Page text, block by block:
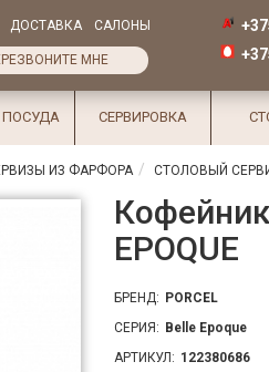
ДОСТАВКА САЛОНЫ
МНЕ
ПОСУДА СЕРВИРОВКА
ИЗ ФАРФОРА СТОЛОВЫЙ
EPOQUE
БРЕНД: PORCEL
СЕРИЯ: Belle Epoque
АРТИКУЛ: 122380686